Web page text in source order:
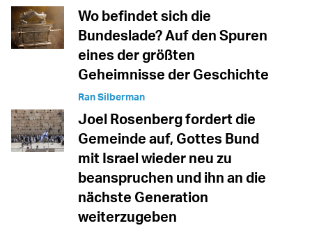
Wo befindet sich die
Bundeslade? Auf den Spuren
eines der größten
Geheimnisse der Geschichte
Ran Silberman
Joel Rosenberg fordert die
Gemeinde auf, Gottes Bund
mit Israel wieder neu zu
beanspruchen und ihn an die
nächste Generation
weiterzugeben